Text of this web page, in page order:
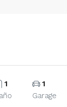
1 1
Garage